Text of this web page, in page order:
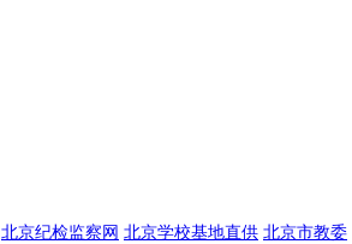
北京纪检监察网 北京学校基地直供 北京市教委